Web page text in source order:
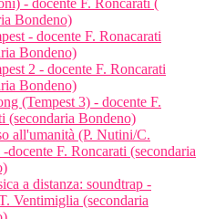
- docente F. Roncarati (
Bondeno)
- docente F. Ronacarati
Bondeno)
2 - docente F. Roncarati
Bondeno)
(Tempest 3) - docente F.
(secondaria Bondeno)
all'umanità (P. Nutini/C.
docente F. Roncarati (secondaria
a distanza: soundtrap -
Ventimiglia (secondaria